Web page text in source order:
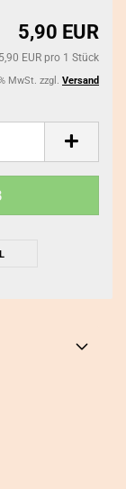
5,90 EUR
5,90 EUR pro 1 Stück
MwSt. zzgl. Versand